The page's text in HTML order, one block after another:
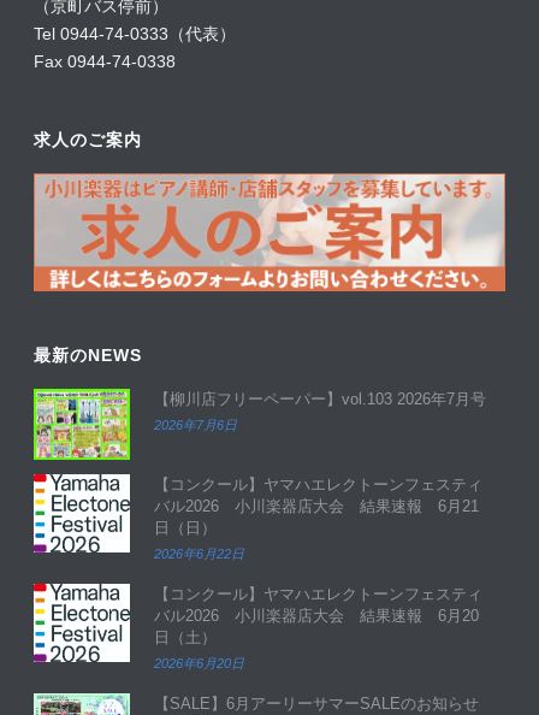
（京町バス停前）
Tel 0944-74-0333（代表）
Fax 0944-74-0338
求人のご案内
最新のNEWS
【柳川店フリーペーパー】vol.103 2026年7月号
2026年7月6日
【コンクール】ヤマハエレクトーンフェスティ
バル2026 小川楽器店大会 結果速報 6月21
日（日）
2026年6月22日
【コンクール】ヤマハエレクトーンフェスティ
バル2026 小川楽器店大会 結果速報 6月20
日（土）
2026年6月20日
【SALE】6月アーリーサマーSALEのお知らせ